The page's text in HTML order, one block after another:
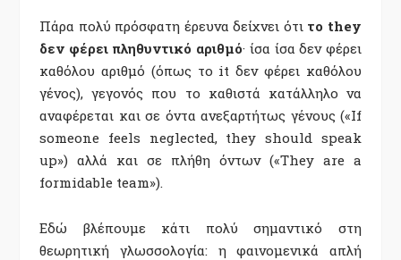
Πάρα πολύ πρόσφατη έρευνα δείχνει ότι το they
δεν φέρει πληθυντικό αριθμό· ίσα ίσα δεν φέρει
καθόλου αριθμό (όπως το it δεν φέρει καθόλου
γένος), γεγονός που το καθιστά κατάλληλο να
αναφέρεται και σε όντα ανεξαρτήτως γένους («If
someone feels neglected, they should speak
up») αλλά και σε πλήθη όντων («They are a
formidable team»).
Εδώ βλέπουμε κάτι πολύ σημαντικό στη
θεωρητική γλωσσολογία: η φαινομενικά απλή